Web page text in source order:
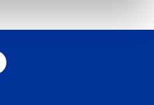
+49 5731